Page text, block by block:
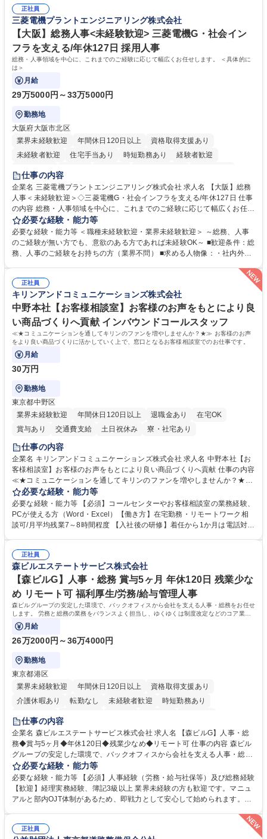
幅広く経験を積みたい意欲がある方に最適な環境です。 募集職種 【総
務・人事】未経験歓迎/日立グループ/組織運営を支えるゼネラリストを目
指す
のご経験 ■労務管理（給与計算・社会保険手続き・勤怠管理など）の経験
■衛生管理者の資格をお持ちの方 学歴・資格 学歴：大学院 大学 高専 短大
専修学校 高校 語学力： 資格：
正社員
三菱電機プラントエンジニアリング株式会社
【大阪】総務人事<未経験歓迎> 三菱電機G・社会イン
フラを支える/年休127日 採用人事
総務・人事領域を中心に、これまでのご経験に応じて幅広くお任せします。 ＜具体的に
は＞
月給
29万5000円～33万5000円
勤務地
大阪府大阪市北区
業界未経験歓迎
年間休日120日以上
資格取得支援あり
未経験者歓迎
住宅手当あり 時短勤務あり
経験者歓迎
退職金あり
駅近5分以内
土日祝休み 服装自由 寮・社宅あり 食事補助あり
仕事の内容
企業名 三菱電機プラントエンジニアリング株式会社 求人名 【大阪】総務
人事＜未経験歓迎＞◇三菱電機G・社会インフラを支える/年休127日 仕事
の内容 総務・人事領域を中心に、これまでのご経験に応じて幅広くお任せ
します。 ＜具体的には＞ ・総務/人事労務（給与・社保・勤怠管理など）
・採用・教育研修 ・福利厚生運用 など ※基本的には事務所勤務ですが、
採用や教育等の業務内容により、関西圏以外への日帰り・宿泊を伴う国内
出張もございます。 ※担当業務を持ちつつ、お互いに助け合いながら、総
総務人事＜未経験歓迎＞◇三菱電機G・社会インフラを支える/年休127日
必要な経験・能力等
必要な経験・能力等 ＜職種未経験歓迎・業界未経験歓迎＞ ～総務、人事
のご経験が無い方でも、意欲のある方であれば未経験OK～ ■歓迎条件：総
務、人事のご経験をお持ちの方（業界不問） ■求める人物像：・社内外の
ミュニケーション能力を持っている方 ・人事総務領域に興味がありゼネラ
正社員
キリンアンドコミュニケーションズ株式会社
中野本社【お客様相談室】お客様のお声をもとにより良
い商品づくりへ貢献 インバウンドコールスタッフ
≪★コミュニケーションを通してキリンのファンを増やしませんか？★≫ お客様のお声
をより良い商品づくりに活かしていく上で、窓口となるお客様相談室でのお仕事です。
月給
30万円
勤務地
東京都中野区
業界未経験歓迎
年間休日120日以上 退職金あり
在宅OK
賞与あり
交通費支給 土日祝休み 寮・社宅あり
仕事の内容
企業名 キリンアンドコミュニケーションズ株式会社 求人名 中野本社【お
客様相談室】お客様のお声をもとにより良い商品づくりへ貢献 仕事の内容
≪★コミュニケーションを通してキリンのファンを増やしませんか？★≫
お客様のお声をより良い商品づくりに活かしていく上で、窓口となるお客
様相談室でのお仕事です。 日々お客様からいただくキリングループへのご
意見を、企業活動に活かしています。お客様からの声に迅速かつ誠意をも
って対応、情報提供するとともにグループ内活動に反映しています。 【具
平均100件前後■メール・手紙：同上40件前後 募集職種 中野本社【お客様
相談室】お客様のお声をもとにより良い商品づくりへ貢献
必要な経験・能力等
必要な経験・能力等 【必須】コールセンターやお客様相談室の業務経験、
PCが使える方（Word・Excel）【働き方】在宅勤務・リモートワーク相
談可/月平均残業7～8時間程度 【入社後の研修】着任から1か月は電話対応
すのでご安心ください。 【当社について】キリングループの広報機能を担
う会社として、お客様との出会いを大切にし、磨き上げたホスピタリティ
を込めてコミュニケーションをとりながら広報関連業務を行っておりま
す。 学歴・資格 学歴：大学院 大学 高専 短大 専修学校 高校 語学力： 資
格：
正社員
森ビルエステートサービス株式会社
【森ビルG】人事・総務 賞与5ヶ月 年休120日 残業少な
め リモート可 福利厚生/労務/給与管理人事
森ビルグループの安定した環境で、バックオフィスから会社を支える人事・総務をお任せ
します。 労務と総務の業務をバランスよく担当し、ゆくゆくは制度改定などのコア業務
にも挑戦できる、やりがいある環境です。
月給
26万2000円～36万4000円
勤務地
東京都港区
業界未経験歓迎
年間休日120日以上
資格取得支援あり
介護休暇あり
転勤なし 未経験者歓迎
時短勤務あり
経験者歓迎
完全週休2日制
交通費支給 長期歓迎 駅近5分以内 土日祝休み
仕事の内容
企業名 森ビルエステートサービス株式会社 求人名 【森ビルG】人事・総
務◆賞与5ヶ月◆年休120日◆残業少なめ◆リモート可 仕事の内容 森ビル
グループの安定した環境で、バックオフィスから会社を支える人事・総務
をお任せします。 労務と総務の業務をバランスよく担当し、ゆくゆくは制
度改定などのコア業務にも挑戦できる、やりがいある環境です。 ■勤怠管
理、給与計算、社会保険手続き、年末調整等の労務管理全般 ■入退社手続
き、社内規定の改定や人事制度改定などのコア業務 ■社内イベントの企画
は部内のOJTを中心に、あなたの経験に合わせて不足している部分はいつ
でも質問・相談できる環境が整っているため、安心して成長できます。 募
必要な経験・能力等
必要な経験・能力等 【必須】人事経験（労務・給与社保等）及び総務経験
【歓迎】経理実務経験、簿記3級以上 業界未経験の方も歓迎です。マニュ
アルと部内OJT体制があるため、即戦力として安心して始められます。
ます。定型業務に留まらず、社内規定や人事制度の改定など会社のコア業
務に挑戦できるため、自身の成長と組織への貢献度をダイレクトに実感で
正社員